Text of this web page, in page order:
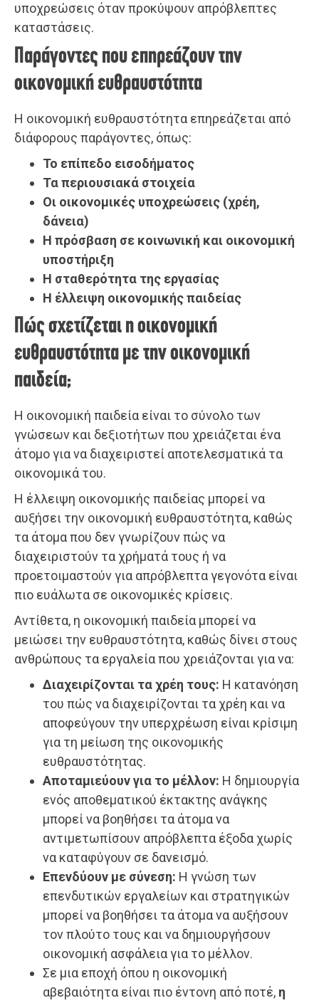
υποχρεώσεις όταν προκύψουν απρόβλεπτες
καταστάσεις.
Παράγοντες που επηρεάζουν την
οικονομική ευθραυστότητα
Η οικονομική ευθραυστότητα επηρεάζεται από
διάφορους παράγοντες, όπως:
Το επίπεδο εισοδήματος
Τα περιουσιακά στοιχεία
Οι οικονομικές υποχρεώσεις (χρέη,
δάνεια)
Η πρόσβαση σε κοινωνική και οικονομική
υποστήριξη
Η σταθερότητα της εργασίας
Η έλλειψη οικονομικής παιδείας
Πώς σχετίζεται η οικονομική
ευθραυστότητα με την οικονομική
παιδεία;
Η οικονομική παιδεία είναι το σύνολο των
γνώσεων και δεξιοτήτων που χρειάζεται ένα
άτομο για να διαχειριστεί αποτελεσματικά τα
οικονομικά του.
Η έλλειψη οικονομικής παιδείας μπορεί να
αυξήσει την οικονομική ευθραυστότητα, καθώς
τα άτομα που δεν γνωρίζουν πώς να
διαχειριστούν τα χρήματά τους ή να
προετοιμαστούν για απρόβλεπτα γεγονότα είναι
πιο ευάλωτα σε οικονομικές κρίσεις.
Αντίθετα, η οικονομική παιδεία μπορεί να
μειώσει την ευθραυστότητα, καθώς δίνει στους
ανθρώπους τα εργαλεία που χρειάζονται για να:
Διαχειρίζονται τα χρέη τους: Η κατανόηση
του πώς να διαχειρίζονται τα χρέη και να
αποφεύγουν την υπερχρέωση είναι κρίσιμη
για τη μείωση της οικονομικής
ευθραυστότητας.
Αποταμιεύουν για το μέλλον: Η δημιουργία
ενός αποθεματικού έκτακτης ανάγκης
μπορεί να βοηθήσει τα άτομα να
αντιμετωπίσουν απρόβλεπτα έξοδα χωρίς
να καταφύγουν σε δανεισμό.
Επενδύουν με σύνεση: Η γνώση των
επενδυτικών εργαλείων και στρατηγικών
μπορεί να βοηθήσει τα άτομα να αυξήσουν
τον πλούτο τους και να δημιουργήσουν
οικονομική ασφάλεια για το μέλλον.
Σε μια εποχή όπου η οικονομική
αβεβαιότητα είναι πιο έντονη από ποτέ, η